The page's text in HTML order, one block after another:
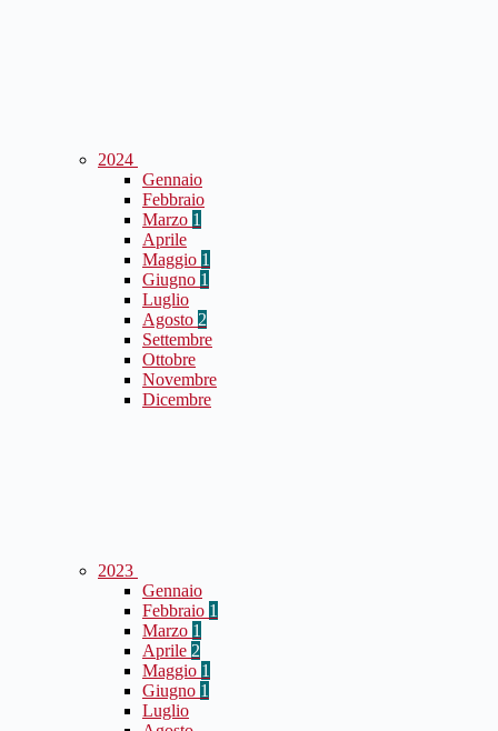
2024
Gennaio
Febbraio
Marzo 1
Aprile
Maggio 1
Giugno 1
Luglio
Agosto 2
Settembre
Ottobre
Novembre
Dicembre
2023
Gennaio
Febbraio 1
Marzo 1
Aprile 2
Maggio 1
Giugno 1
Luglio